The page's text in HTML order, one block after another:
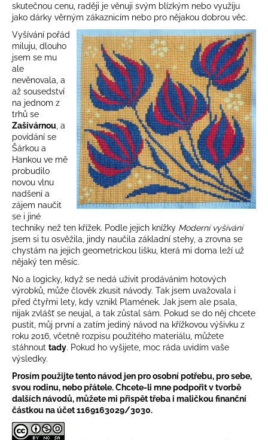
skutečnou cenu, raději je věnuji svým blízkým nebo využiju
jako dárky věrným zákaznicím nebo pro nějakou dobrou věc.
Vyšívání pořád
miluju, dlouho
jsem se mu
ale
nevěnovala, a
až sousedství
na jednom z
trhů se
Zašívárnou , a
povídání se
Šárkou a
Hankou ve mě
probudilo
novou vlnu
nadšení a
zájem naučit
se i jiné
techniky než ten křížek. Podle jejich knížky Moderní vyšívání
jsem si tu osvěžila, jindy naučila základní stehy, a zrovna se
chystám na jejich geometrickou lišku, která mi doma leží už
nějaký ten měsíc.
No a logicky, když se nedá uživit prodáváním hotových
výrobků, může člověk zkusit návody. Tak jsem uvažovala i
před čtyřmi lety, kdy vznikl Plamének. Jak jsem ale psala,
nijak zvlášť se neujal, a tak zůstal sám. Pokud se do něj chcete
pustit, můj první a zatím jediný návod na křížkovou výšivku z
roku 2016, včetně rozpisu použitého materiálu, můžete
stáhnout tady. Pokud ho vyšijete, moc ráda uvidím vaše
výsledky.
Prosím použijte tento návod jen pro osobní potřebu, pro sebe,
svou rodinu, nebo přátele. Chcete-li mne podpořit v tvorbě
dalších návodů, můžete mi přispět třeba i maličkou finanční
částkou na účet 1169163029/3030.